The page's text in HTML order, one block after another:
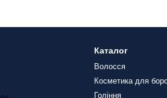
Каталог
Волосся
Косметика для
Гоління